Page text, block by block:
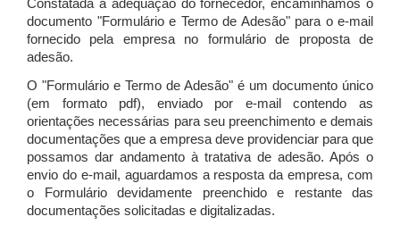
Constatada a adequação do fornecedor, encaminhamos o
documento "Formulário e Termo de Adesão" para o e-mail
fornecido pela empresa no formulário de proposta de
adesão.
O "Formulário e Termo de Adesão" é um documento único
(em formato pdf), enviado por e-mail contendo as
orientações necessárias para seu preenchimento e demais
documentações que a empresa deve providenciar para que
possamos dar andamento à tratativa de adesão. Após o
envio do e-mail, aguardamos a resposta da empresa, com
o Formulário devidamente preenchido e restante das
documentações solicitadas e digitalizadas.